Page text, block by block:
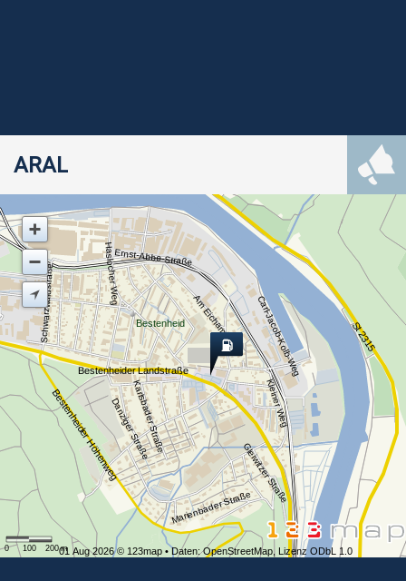
ARAL
Bestenheid
Bestenheider Landstraße
St 2315
Bestenheider Höhenweg
Ernst-Abbe-Straße
Am Eichamt
Schwarzwaldstraße Haslocher Weg
Carl-Jacob-Kolb-Weg
Gleiwitzer Straße
Marienbader Straße
Kleiner Weg
Karlsbader Straße
Danziger Straße
0 100 200 m
01 Aug 2026 © 123map • Daten:OpenStreetMap Lizenz ODbL 1.0